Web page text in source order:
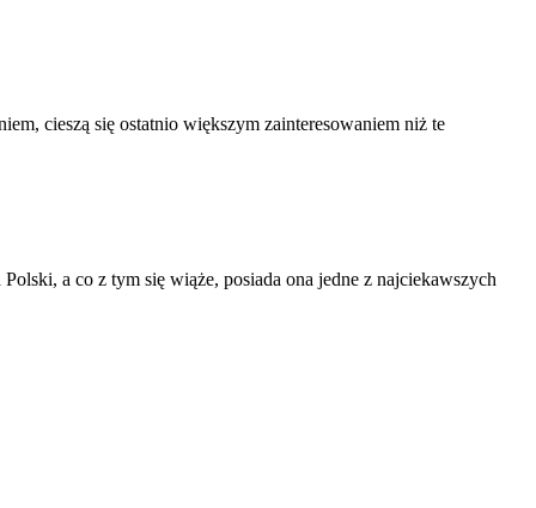
cieszą się ostatnio większym zainteresowaniem niż te
a co z tym się wiąże, posiada ona jedne z najciekawszych